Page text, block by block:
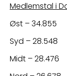
Medlemstal i
Øst – 34.855
Syd – 28.548
Midt – 28.476